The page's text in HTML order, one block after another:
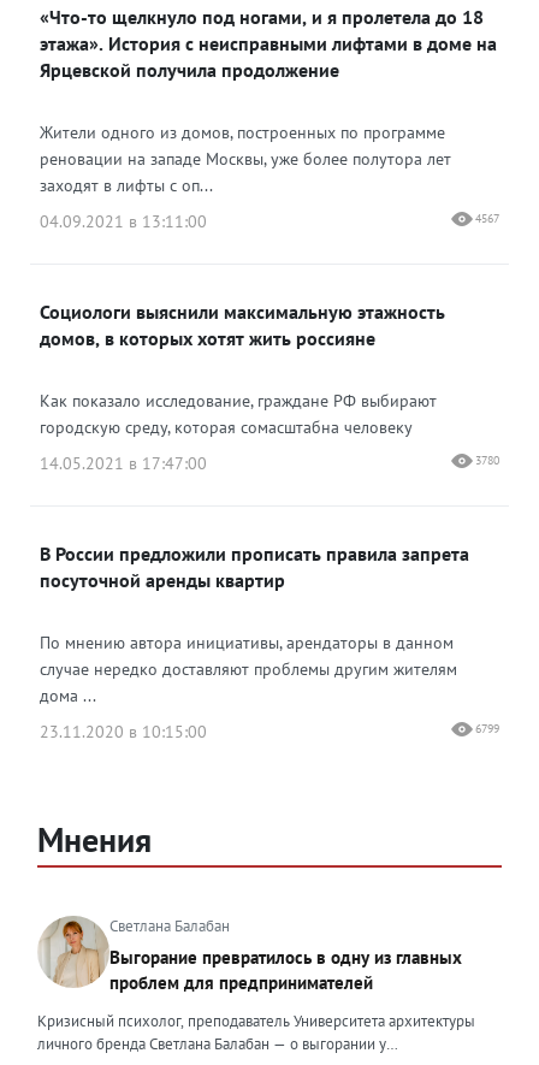
«Что-то щелкнуло под ногами, и я пролетела до 18
этажа». История с неисправными лифтами в доме на
Ярцевской получила продолжение
Жители одного из домов, построенных по программе
реновации на западе Москвы, уже более полутора лет
заходят в лифты с оп...
04.09.2021 в 13:11:00
4567
Социологи выяснили максимальную этажность
домов, в которых хотят жить россияне
Как показало исследование, граждане РФ выбирают
городскую среду, которая сомасштабна человеку
14.05.2021 в 17:47:00
3780
В России предложили прописать правила запрета
посуточной аренды квартир
По мнению автора инициативы, арендаторы в данном
случае нередко доставляют проблемы другим жителям
дома ...
23.11.2020 в 10:15:00
6799
Мнения
Светлана Балабан
Выгорание превратилось в одну из главных
проблем для предпринимателей
Кризисный психолог, преподаватель Университета архитектуры
личного бренда Светлана Балабан — о выгорании у